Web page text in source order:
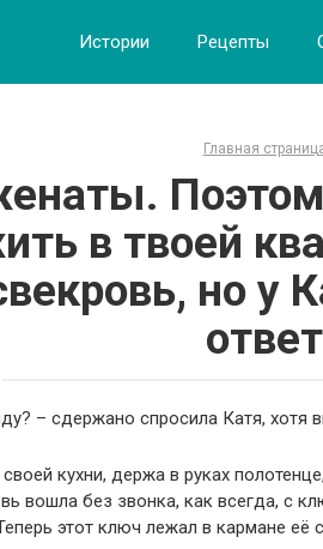
Истории Рецепты
Главная
в твоей
но у
ответ
– сдержано спросила Катя, хотя
кухни, держа в руках
вошла без звонка, как всегда, с
этот ключ лежал в кармане